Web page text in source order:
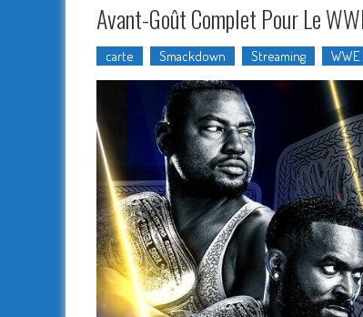
Avant-Goût Complet Pour Le
carte Smackdown Streaming WWE